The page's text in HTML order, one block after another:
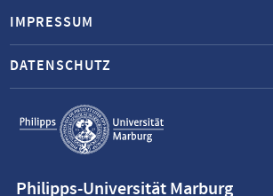
Service-
Navigation
IMPRESSUM
DATENSCHUTZ
Philipps-Universität Marburg